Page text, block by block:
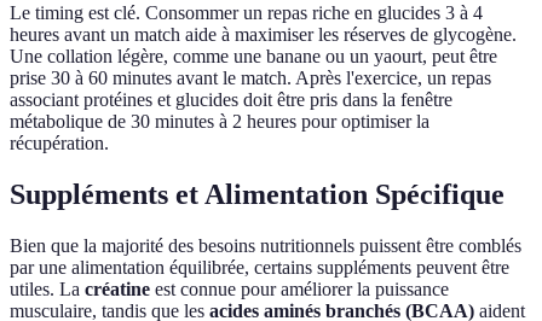
Le timing est clé. Consommer un repas riche en glucides 3 à 4
heures avant un match aide à maximiser les réserves de glycogène.
Une collation légère, comme une banane ou un yaourt, peut être
prise 30 à 60 minutes avant le match. Après l'exercice, un repas
associant protéines et glucides doit être pris dans la fenêtre
métabolique de 30 minutes à 2 heures pour optimiser la
récupération.
Suppléments et Alimentation Spécifique
Bien que la majorité des besoins nutritionnels puissent être comblés
par une alimentation équilibrée, certains suppléments peuvent être
utiles. La créatine est connue pour améliorer la puissance
musculaire, tandis que les acides aminés branchés (BCAA) aident